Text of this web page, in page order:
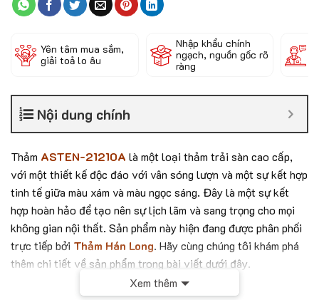
Yên tâm mua sắm,
giải toả lo âu
Nhập khẩu chính
ngạch, nguồn gốc rõ
ràng
Nội dung chính
Thảm ASTEN-21210A là một loại thảm trải sàn cao cấp,
với một thiết kế độc đáo với vân sóng lượn và một sự kết hợp
tinh tế giữa màu xám và màu ngọc sáng. Đây là một sự kết
hợp hoàn hảo để tạo nên sự lịch lãm và sang trọng cho mọi
không gian nội thất. Sản phẩm này hiện đang được phân phối
trực tiếp bởi Thảm Hán Long. Hãy cùng chúng tôi khám phá
thêm chi tiết về sản phẩm trong bài viết dưới đây.
Xem thêm